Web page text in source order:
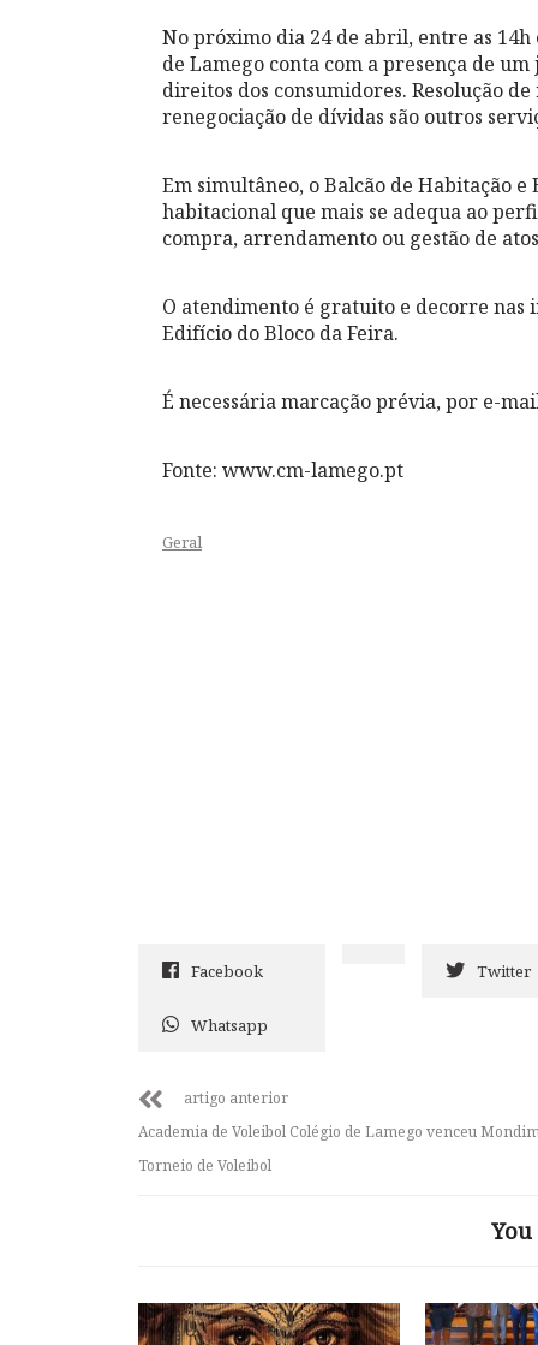
No próximo dia 24 de abril, entre as 14h
de Lamego conta com a presença de
direitos dos consumidores. Resolução
renegociação de dívidas são outros
Em simultâneo, o Balcão de Habitação
habitacional que mais se adequa ao
compra, arrendamento ou gestão de
O atendimento é gratuito e decorre nas
Edifício do Bloco da Feira.
É necessária marcação prévia, por e-
Fonte: www.cm-lamego.pt
Geral
Facebook Twitter
Whatsapp
artigo anterior
Academia de Voleibol Colégio de Lamego venceu
Torneio de Voleibol